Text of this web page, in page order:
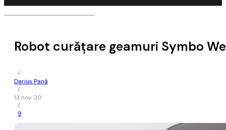
Robot curățare geamuri Symbo
/
Darius Pană
/
13 nov. 20
/
9